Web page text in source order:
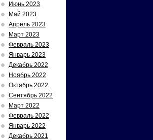
Июнь 2023
Май 2023
Апрель 2023
Март 2023
Февраль 2023
Январь 2023
Декабрь 2022
Ноябрь 2022
Октябрь 2022
Сентябрь 2022
Март 2022
Февраль 2022
Январь 2022
Декабрь 2021